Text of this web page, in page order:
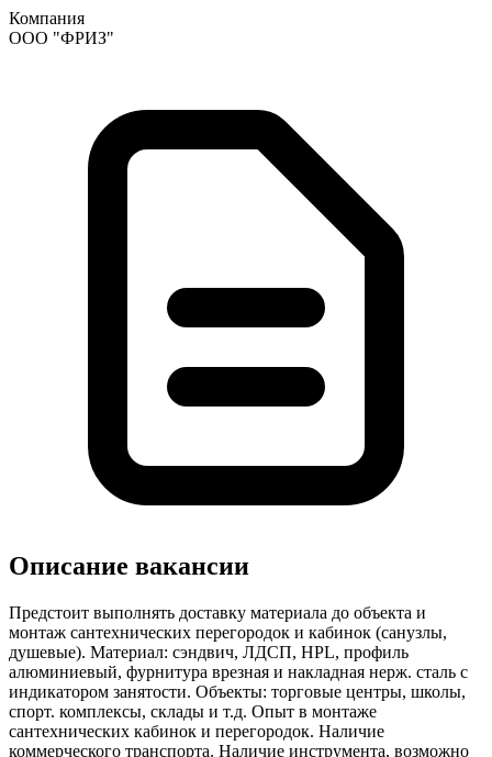
Компания
ООО "ФРИЗ"
Описание вакансии
Предстоит выполнять доставку материала до объекта и
монтаж сантехнических перегородок и кабинок (санузлы,
душевые). Материал: сэндвич, ЛДСП, HPL, профиль
алюминиевый, фурнитура врезная и накладная нерж. сталь с
индикатором занятости. Объекты: торговые центры, школы,
спорт. комплексы, склады и т.д. Опыт в монтаже
сантехнических кабинок и перегородок. Наличие
коммерческого транспорта. Наличие инструмента, возможно